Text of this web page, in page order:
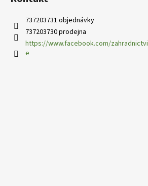
737203731 objednávky
737203730 prodejna
https://www.facebook.com/
e